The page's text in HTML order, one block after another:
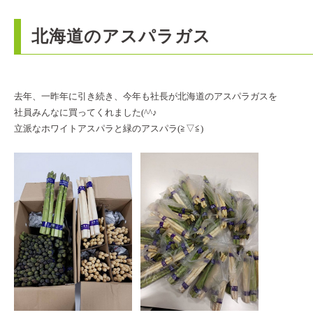
北海道のアスパラガス
去年、一昨年に引き続き、今年も社長が北海道のアスパラガスを
社員みんなに買ってくれました(^^♪
立派なホワイトアスパラと緑のアスパラ(≧▽≦)